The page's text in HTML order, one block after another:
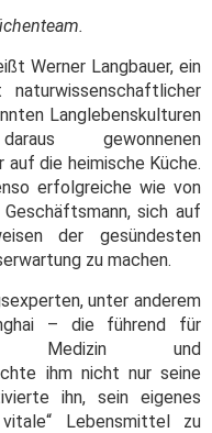
Werner Langbauer, ein
Langlebenskulturen
gewonnenen
auf die heimische Küche.
erfolgreiche wie von
sich auf
der gesündesten
zu machen.
unter anderem
– die führend für
Medizin und
ihm nicht nur seine
ihn, sein eigenes
Lebensmittel zu